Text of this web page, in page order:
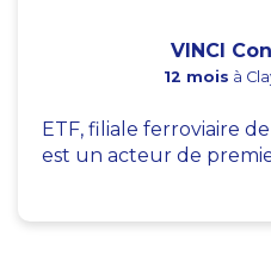
VINCI
12 mois à
ETF, filiale ferroviaire
est un acteur de